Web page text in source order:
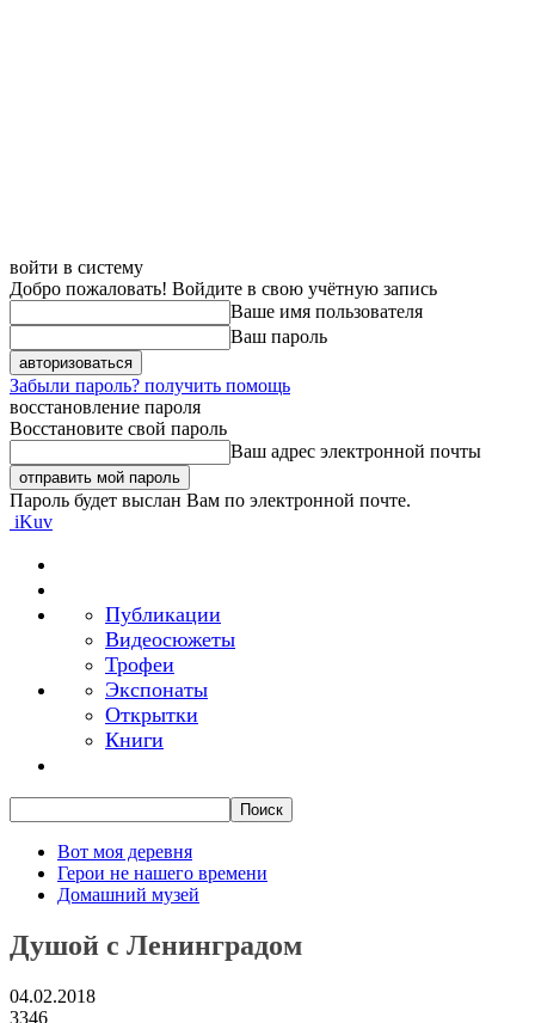
войти в систему
Добро пожаловать! Войдите в свою учётную запись
Ваше имя пользователя
Ваш пароль
Забыли пароль? получить помощь
восстановление пароля
Восстановите свой пароль
Ваш адрес электронной почты
Пароль будет выслан Вам по электронной почте.
iKuv
Публикации
Видеосюжеты
Трофеи
Экспонаты
Открытки
Книги
Вот моя деревня
Герои не нашего времени
Домашний музей
Душой с Ленинградом
04.02.2018
3346